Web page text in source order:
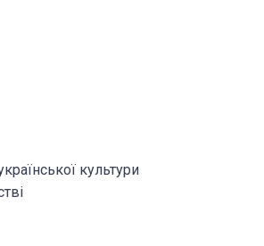
культури